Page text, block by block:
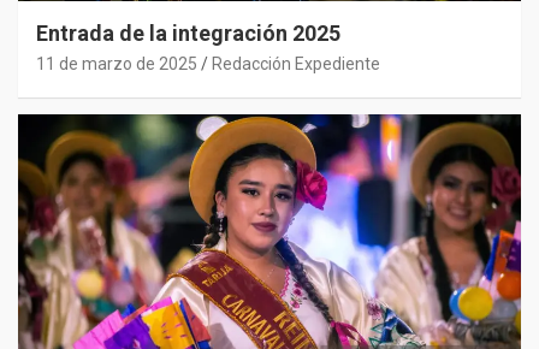
Entrada de la integración 2025
11 de marzo de 2025 Redacción Expediente